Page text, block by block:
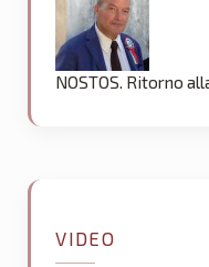
NOSTOS. Ritorno
VIDEO